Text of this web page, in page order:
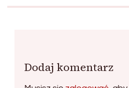
Dodaj komentarz